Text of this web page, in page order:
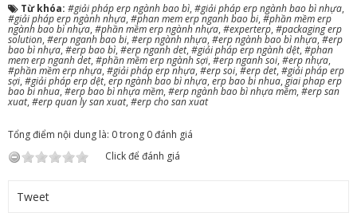
Từ khóa: #giải pháp erp ngành bao bì, #giải pháp erp ngành bao bì nhựa,
#giải pháp erp ngành nhựa, #phan mem erp nganh bao bi, #phần mềm erp
ngành bao bì nhựa, #phần mềm erp ngành nhựa, #experterp, #packaging erp
solution, #erp nganh bao bi, #erp ngành nhựa, #erp ngành bao bì nhựa,#erp
bao bì nhựa,#erp bao bì, #erp nganh det, #giải pháp erp ngành dệt, #phan
mem erp nganh det, #phần mềm erp ngành sợi, #erp nganh soi, #erp nhựa,
#phần mềm erp nhựa, #giải pháp erp nhựa, #erp soi, #erp det, #giải pháp erp
sợi, #giải pháp erp dệt, erp ngành bao bì nhựa, erp bao bi nhua, giai phap erp
bao bi nhua, #erp bao bì nhựa mềm, #erp ngành bao bì nhựa mềm, #erp san
xuat, #erp quan ly san xuat, #erp cho san xuat
Tổng điểm nội dung là: 0 trong 0 đánh giá
Click để đánh giá
Tweet